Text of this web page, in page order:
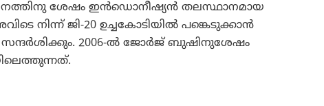
ശേഷം ഇന്‍ഡൊനീഷ്യന്‍ തലസ്ഥാനമായ
നിന്ന് ജി-20 ഉച്ചകോടിയില്‍ പങ്കെടുക്കാന്‍
സന്ദര്‍ശിക്കും. 2006-ല്‍ ജോര്‍ജ് ബുഷിനുശേഷം